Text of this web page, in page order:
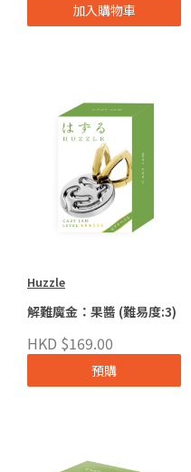
加入購物車
Huzzle
解難魔金：果醬 (難易度:3)
HKD $169.00
預購